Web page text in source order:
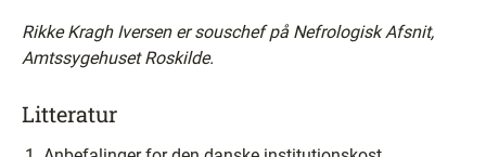
Rikke Kragh Iversen er souschef på Nefrologisk Afsnit,
Amtssygehuset Roskilde.
Litteratur